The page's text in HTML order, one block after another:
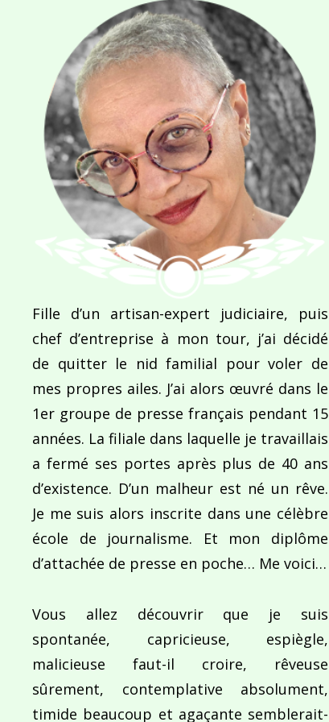
Navigation
l’article
Norvège : une beauté violente
Fille d’un artisan-expert judiciaire, puis
chef d’entreprise à mon tour, j’ai décidé
de quitter le nid familial pour voler de
mes propres ailes. J’ai alors œuvré dans le
1er groupe de presse français pendant 15
années. La filiale dans laquelle je travaillais
a fermé ses portes après plus de 40 ans
d’existence. D’un malheur est né un rêve.
Je me suis alors inscrite dans une célèbre
école de journalisme. Et mon diplôme
d’attachée de presse en poche… Me voici…
Vous allez découvrir que je suis
spontanée, capricieuse, espiègle,
malicieuse faut-il croire, rêveuse
sûrement, contemplative absolument,
timide beaucoup et agaçante semblerait-